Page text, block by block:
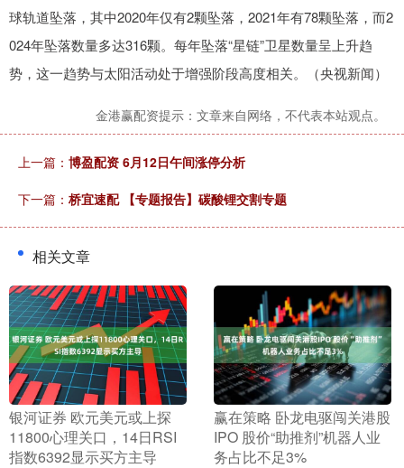
球轨道坠落，其中2020年仅有2颗坠落，2021年有78颗坠落，而2
024年坠落数量多达316颗。每年坠落“星链”卫星数量呈上升趋
势，这一趋势与太阳活动处于增强阶段高度相关。（央视新闻）
金港赢配资提示：文章来自网络，不代表本站观点。
上一篇： 博盈配资 6月12日午间涨停分析
下一篇： 桥宜速配 【专题报告】碳酸锂交割专题
相关文章
​银河证券 欧元美元或上探
11800心理关口，14日RSI
指数6392显示买方主导
​赢在策略 卧龙电驱闯关港股
IPO 股价“助推剂”机器人业
务占比不足3%